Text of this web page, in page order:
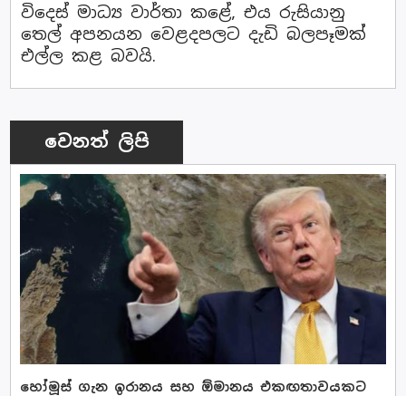
විදෙස් මාධ්‍ය වාර්තා කළේ, එය රුසියානු
තෙල් අපනයන වෙළදපලට දැඩි බලපෑමක්
එල්ල කළ බවයි.
වෙනත් ලිපි
හෝමූස් ගැන ඉරානය සහ ඕමානය එකඟතාවයකට